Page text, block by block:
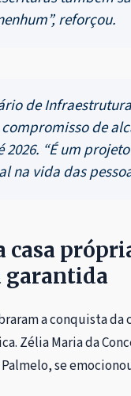
reforçou.
de
de
2026. “É um
na vida das
casa
garantida
a conquista da
Zélia Maria da
se